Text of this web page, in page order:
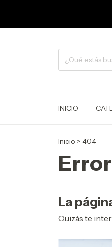
INICIO
Inicio > 404
La
Quizás te